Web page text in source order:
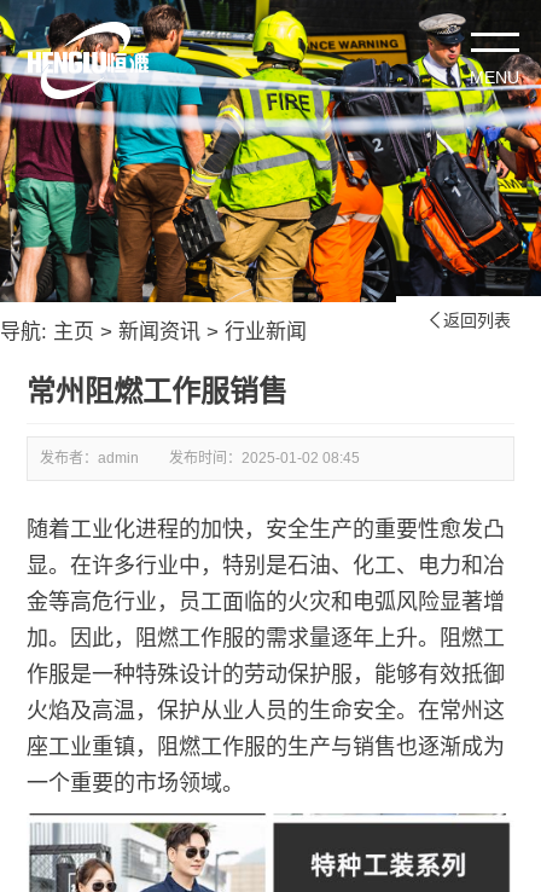
导航: 主页 > 新闻资讯 > 行业新闻  返回列表
常州阻燃工作服销售
发布者：admin 发布时间：2025-01-02 08:45
随着工业化进程的加快，安全生产的重要性愈发凸
显。在许多行业中，特别是石油、化工、电力和冶
金等高危行业，员工面临的火灾和电弧风险显著增
加。因此，阻燃工作服的需求量逐年上升。阻燃工
作服是一种特殊设计的劳动保护服，能够有效抵御
火焰及高温，保护从业人员的生命安全。在常州这
座工业重镇，阻燃工作服的生产与销售也逐渐成为
一个重要的市场领域。